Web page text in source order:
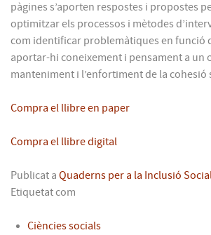
pàgines s’aporten respostes i propostes
optimitzar els processos i mètodes
com identificar problemàtiques en funció
aportar-hi coneixement i pensament a un
manteniment i l’enfortiment de la cohesió
Compra el llibre en paper
Compra el llibre digital
Publicat a Quaderns per a la Inclusió
Etiquetat com
Ciències socials